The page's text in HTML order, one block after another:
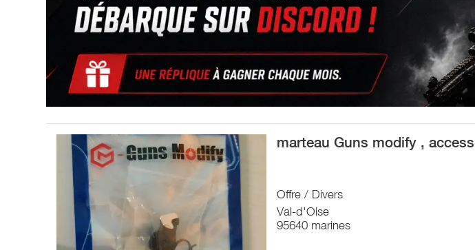
marteau Guns modify ,
Offre / Divers
Val-d'Oise
95640 marines